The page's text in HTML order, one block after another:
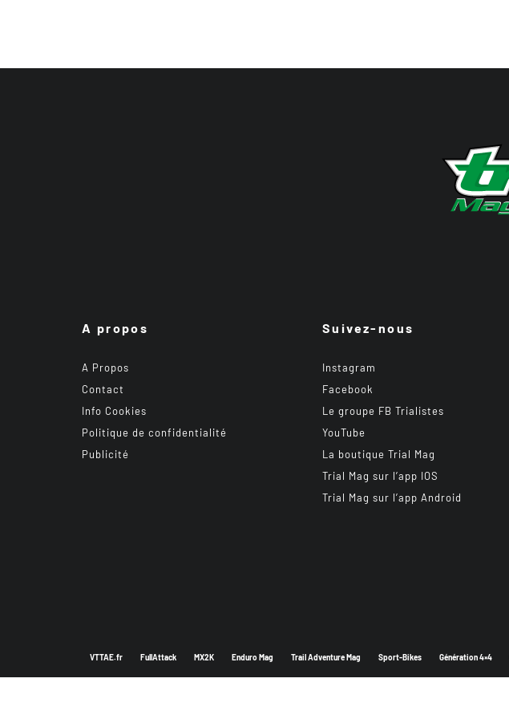
A propos
A Propos
Contact
Info Cookies
Politique de confidentialité
Publicité
Suivez-nous
Instagram
Facebook
Le groupe FB Trialistes
YouTube
La boutique Trial Mag
Trial Mag sur l’app IOS
Trial Mag sur l’app Android
VTTAE.fr FullAttack MX2K Enduro Mag Trail Adventure Mag Sport-Bikes Génération 4×4